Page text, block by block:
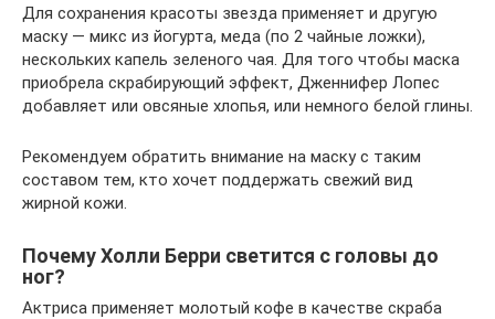
Для сохранения красоты звезда применяет и другую
маску — микс из йогурта, меда (по 2 чайные ложки),
нескольких капель зеленого чая. Для того чтобы маска
приобрела скрабирующий эффект, Дженнифер Лопес
добавляет или овсяные хлопья, или немного белой глины.
Рекомендуем обратить внимание на маску с таким
составом тем, кто хочет поддержать свежий вид
жирной кожи.
Почему Холли Берри светится с головы до
ног?
Актриса применяет молотый кофе в качестве скраба